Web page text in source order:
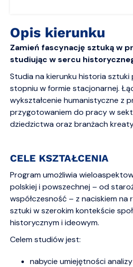
Opis kierunku
Zamień fascynację sztuką w
studiując w sercu
Studia na kierunku historia sztuki
stopniu w formie stacjonarnej.
wykształcenie humanistyczne z
przygotowaniem do pracy w
dziedzictwa oraz branżach
CELE KSZTAŁCENIA
Program umożliwia
polskiej i powszechnej – od
współczesność – z naciskiem na
sztuki w szerokim kontekście
historycznym i ideowym.
Celem studiów jest:
nabycie umiejętności